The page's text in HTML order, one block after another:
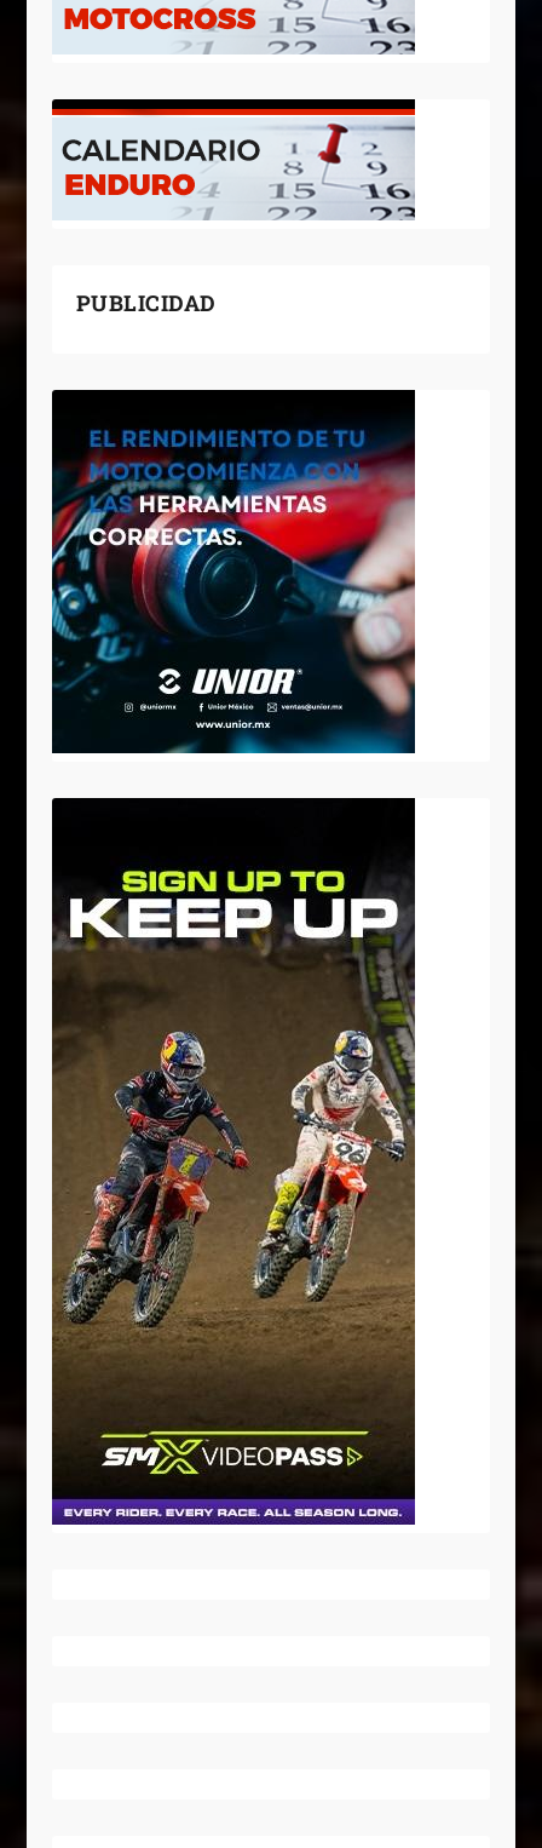
PUBLICIDAD